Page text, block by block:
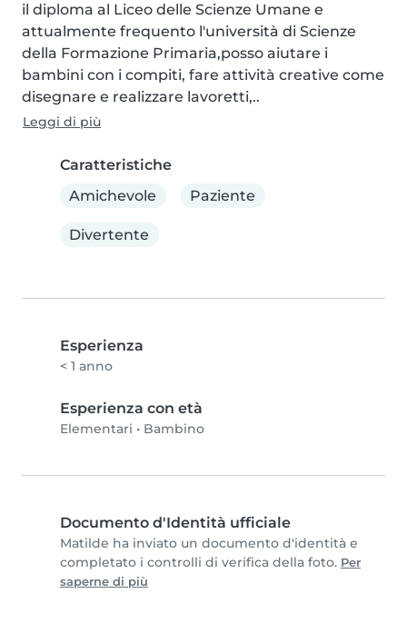
il diploma al Liceo delle Scienze Umane e
attualmente frequento l'università di Scienze
della Formazione Primaria,posso aiutare i
bambini con i compiti, fare attività creative come
disegnare e realizzare lavoretti,..
Leggi di più
Caratteristiche
Amichevole
Paziente
Divertente
Esperienza
< 1 anno
Esperienza con età
Elementari • Bambino
Documento d'Identità ufficiale
Matilde ha inviato un documento d'identità e
completato i controlli di verifica della foto. Per
saperne di più